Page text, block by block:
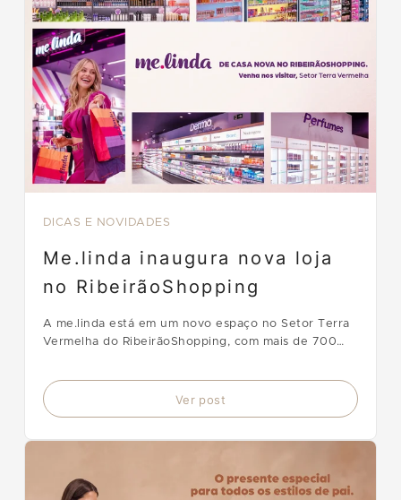
DICAS E NOVIDADES
Me.linda inaugura nova loja
no RibeirãoShopping
A me.linda está em um novo espaço no Setor Terra
Vermelha do RibeirãoShopping, com mais de 700
experiências de beleza.
Ver post